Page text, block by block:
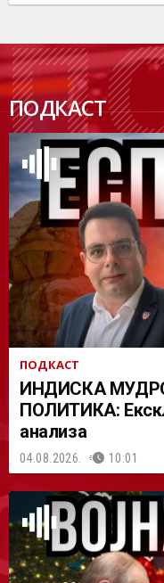
ПОДКАСТ
ПОДКАСТ
ИНДИСКА
ПОЛИТИКА:
анализа
04.08.2026. 10:01